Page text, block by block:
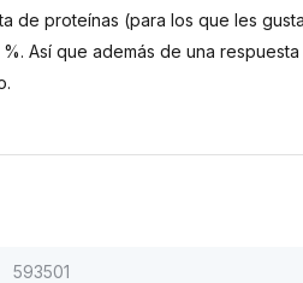
de proteínas (para los que les
Así que además de una respuesta
593501